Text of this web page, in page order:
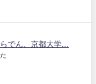
でん、京都大学...